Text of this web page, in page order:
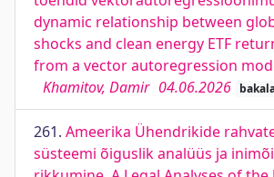
dynamic relationship between
shocks and clean energy ETF
from a vector autoregression
Khamitov, Damir 04.06.2026
261. Ameerika Ühendrikide
süsteemi õiguslik analüüs ja